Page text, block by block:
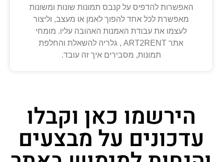
האפשרות להדפיס על קנבס תמונות שונות ומשונות
מאפשרת לכל אחד להפוך לאמן או מעצב, וליצור
לעצמו את עבודת האמנות האהובה עליו. מומחי
אתר ART2RENT , גלריה להשאלת והחלפת
תמונות, מסבירים איך זה עובד.
הירשמו כאן וקבלו
עדכונים על מבצעים